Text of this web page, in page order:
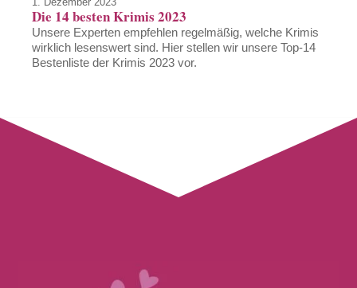
Die 14 besten Krimis 2023
Unsere Experten empfehlen regelmäßig, welche Krimis
wirklich lesenswert sind. Hier stellen wir unsere Top-14
Bestenliste der Krimis 2023 vor.